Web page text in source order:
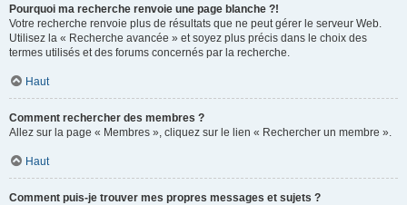
Pourquoi ma recherche renvoie une page blanche ?!
Votre recherche renvoie plus de résultats que ne peut gérer le serveur Web.
Utilisez la « Recherche avancée » et soyez plus précis dans le choix des
termes utilisés et des forums concernés par la recherche.
Haut
Comment rechercher des membres ?
Allez sur la page « Membres », cliquez sur le lien « Rechercher un membre ».
Haut
Comment puis-je trouver mes propres messages et sujets ?